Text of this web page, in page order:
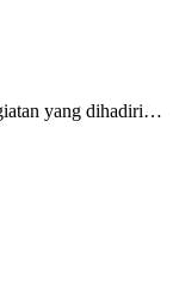
yang dihadiri…